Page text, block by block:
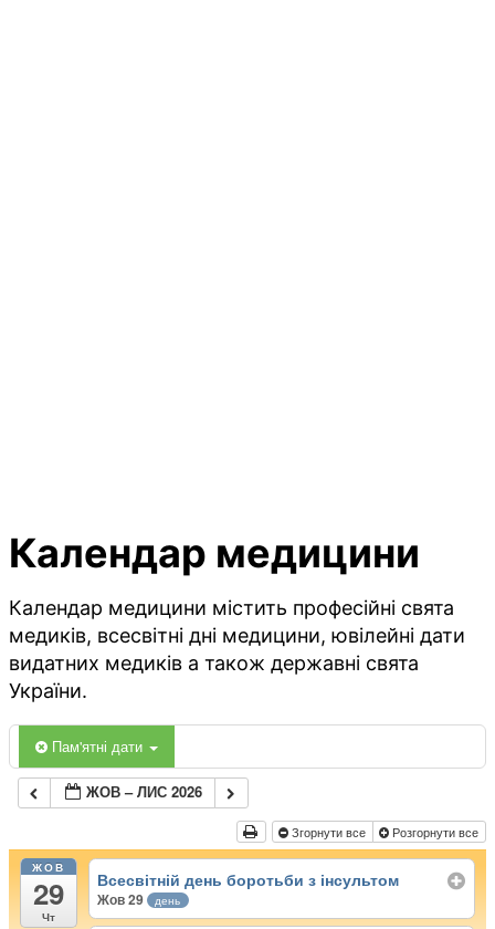
Календар медицини
Календар медицини містить професійні свята
медиків, всесвітні дні медицини, ювілейні дати
видатних медиків а також державні свята
України.
Пам'ятні дати
ЖОВ – ЛИС 2026
Згорнути все Розгорнути все
ЖОВ
29
Чт
Всесвітній день боротьби з інсультом
Жов 29 день